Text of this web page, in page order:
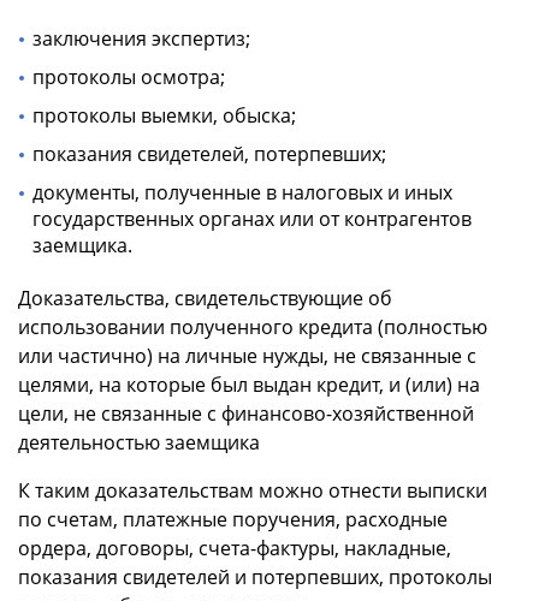
заключения экспертиз;
протоколы осмотра;
протоколы выемки, обыска;
показания свидетелей, потерпевших;
документы, полученные в налоговых и иных
государственных органах или от контрагентов
заемщика.
Доказательства, свидетельствующие об
использовании полученного кредита (полностью
или частично) на личные нужды, не связанные с
целями, на которые был выдан кредит, и (или) на
цели, не связанные с финансово-хозяйственной
деятельностью заемщика
К таким доказательствам можно отнести выписки
по счетам, платежные поручения, расходные
ордера, договоры, счета-фактуры, накладные,
показания свидетелей и потерпевших, протоколы